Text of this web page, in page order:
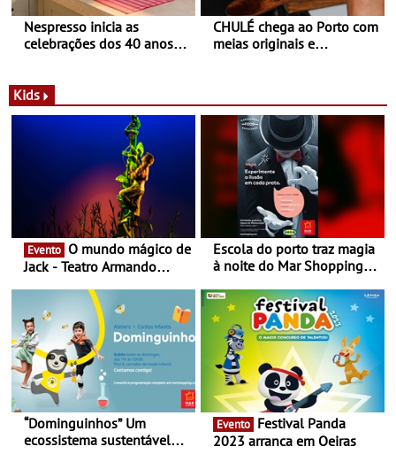
Nespresso inicia as
celebrações dos 40 anos
Novas - Edição limitada
Nespresso x Torres Novas
CHULÉ chega ao Porto com
meias originais e
Shopping
Kids
Evento
Jack - Teatro Armando
Escola do porto traz magia
à noite do Mar Shopping
29 de abril, às 21h00
“Dominguinhos” Um
ecossistema sustentável
Evento
2023 arranca em Oeiras